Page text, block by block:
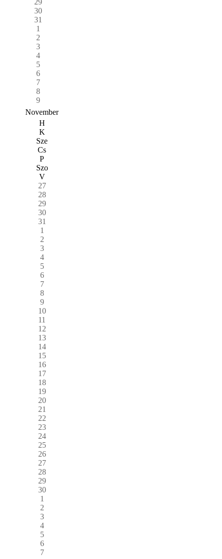
30
31
1
2
3
4
5
6
7
8
9
November
H
K
Sze
Cs
P
Szo
V
27
28
29
30
31
1
2
3
4
5
6
7
8
9
10
11
12
13
14
15
16
17
18
19
20
21
22
23
24
25
26
27
28
29
30
1
2
3
4
5
6
7